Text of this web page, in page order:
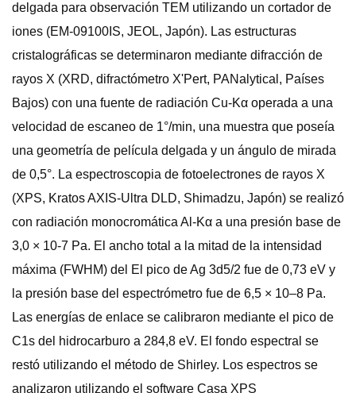
delgada para observación TEM utilizando un cortador de
iones (EM-09100IS, JEOL, Japón). Las estructuras
cristalográficas se determinaron mediante difracción de
rayos X (XRD, difractómetro X'Pert, PANalytical, Países
Bajos) con una fuente de radiación Cu-Kα operada a una
velocidad de escaneo de 1°/min, una muestra que poseía
una geometría de película delgada y un ángulo de mirada
de 0,5°. La espectroscopia de fotoelectrones de rayos X
(XPS, Kratos AXIS-Ultra DLD, Shimadzu, Japón) se realizó
con radiación monocromática Al-Kα a una presión base de
3,0 × 10-7 Pa. El ancho total a la mitad de la intensidad
máxima (FWHM) del El pico de Ag 3d5/2 fue de 0,73 eV y
la presión base del espectrómetro fue de 6,5 × 10–8 Pa.
Las energías de enlace se calibraron mediante el pico de
C1s del hidrocarburo a 284,8 eV. El fondo espectral se
restó utilizando el método de Shirley. Los espectros se
analizaron utilizando el software Casa XPS